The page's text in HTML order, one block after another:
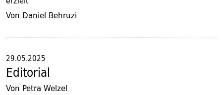
Von Daniel Behruzi
29.05.2025
Editorial
Von Petra Welzel